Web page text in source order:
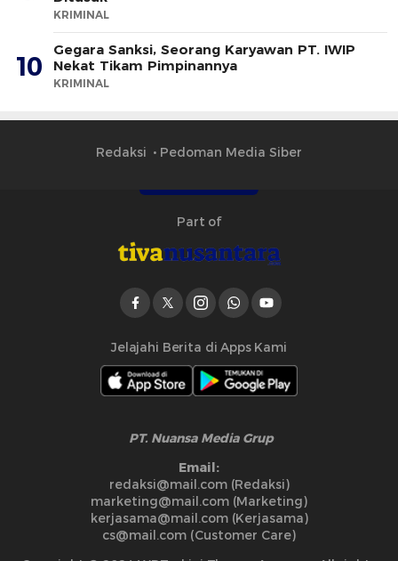
KRIMINAL
10
Gegara Sanksi, Seorang Karyawan PT. IWIP
Nekat Tikam Pimpinannya
KRIMINAL
Redaksi Pedoman Media Siber
Part of
Jelajahi Berita di Apps Kami
PT. Nuansa Media Grup
Email:
redaksi@mail.com (Redaksi)
marketing@mail.com (Marketing)
kerjasama@mail.com (Kerjasama)
cs@mail.com (Customer Care)